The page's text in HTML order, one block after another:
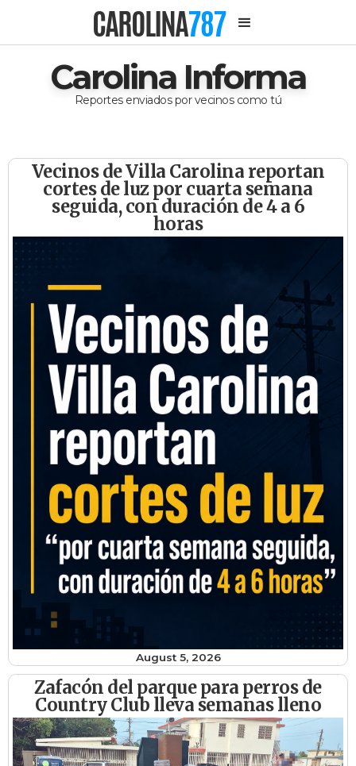
CAROLINA787
Carolina Informa
Reportes enviados por vecinos como tú
Vecinos de Villa Carolina reportan
cortes de luz por cuarta semana
seguida, con duración de 4 a 6
horas
August 5, 2026
Zafacón del parque para perros de
Country Club lleva semanas lleno